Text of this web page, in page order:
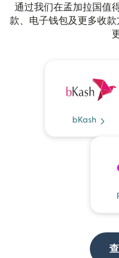
通过我们在孟加拉国值
款、电子钱包及更多收
bKash